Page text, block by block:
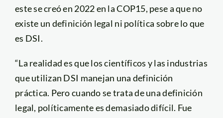
este se creó en 2022 en la COP15, pese a que no
existe un definición legal ni política sobre lo que
es DSI.
“La realidad es que los científicos y las industrias
que utilizan DSI manejan una definición
práctica. Pero cuando se trata de una definición
legal, políticamente es demasiado difícil. Fue